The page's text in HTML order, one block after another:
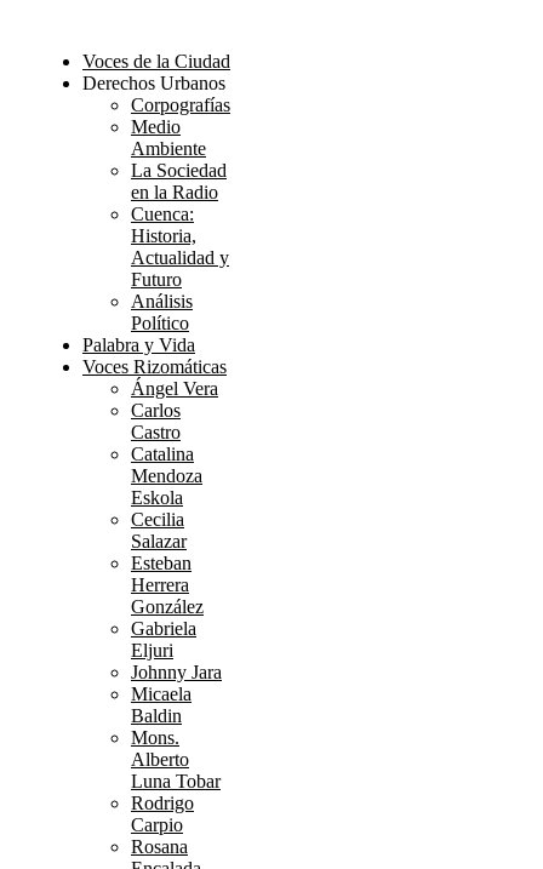
Voces de la Ciudad
Derechos Urbanos
Corpografías
Medio
Ambiente
La Sociedad
en la Radio
Cuenca:
Historia,
Actualidad y
Futuro
Análisis
Político
Palabra y Vida
Voces Rizomáticas
Ángel Vera
Carlos
Castro
Catalina
Mendoza
Eskola
Cecilia
Salazar
Esteban
Herrera
González
Gabriela
Eljuri
Johnny Jara
Micaela
Baldin
Mons.
Alberto
Luna Tobar
Rodrigo
Carpio
Rosana